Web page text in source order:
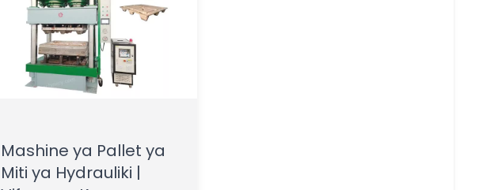
Mashine ya Pallet ya
Miti ya Hydrauliki |